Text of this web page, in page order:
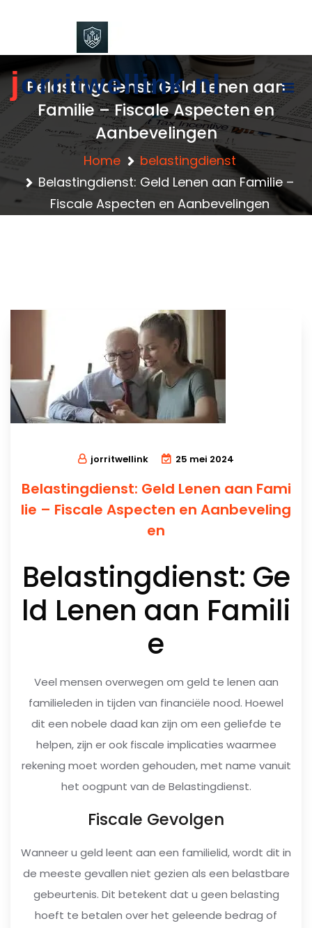
jorritwellink.nl
Belastingdienst: Geld Lenen aan
Familie – Fiscale Aspecten en
Aanbevelingen
Home
belastingdienst
Belastingdienst: Geld Lenen aan Familie –
Fiscale Aspecten en Aanbevelingen
jorritwellink 25 mei 2024
Belastingdienst: Geld Lenen aan Fami
lie – Fiscale Aspecten en Aanbeveling
en
Belastingdienst: Ge
ld Lenen aan Famili
e
Veel mensen overwegen om geld te lenen aan
familieleden in tijden van financiële nood. Hoewel
dit een nobele daad kan zijn om een geliefde te
helpen, zijn er ook fiscale implicaties waarmee
rekening moet worden gehouden, met name vanuit
het oogpunt van de Belastingdienst.
Fiscale Gevolgen
Wanneer u geld leent aan een familielid, wordt dit in
de meeste gevallen niet gezien als een belastbare
gebeurtenis. Dit betekent dat u geen belasting
hoeft te betalen over het geleende bedrag of